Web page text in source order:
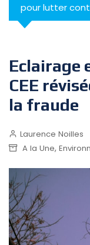
pour lutter
Eclairage
CEE
la fraude
Laurence Noilles
A la Une,